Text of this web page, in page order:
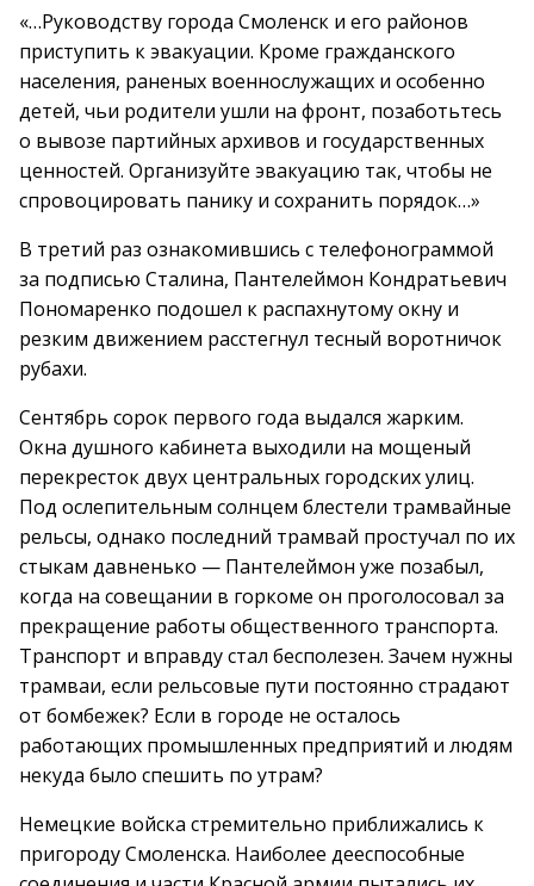
«…Руководству города Смоленск и его районов
приступить к эвакуации. Кроме гражданского
населения, раненых военнослужащих и особенно
детей, чьи родители ушли на фронт, позаботьтесь
о вывозе партийных архивов и государственных
ценностей. Организуйте эвакуацию так, чтобы не
спровоцировать панику и сохранить порядок…»
В третий раз ознакомившись с телефонограммой
за подписью Сталина, Пантелеймон Кондратьевич
Пономаренко подошел к распахнутому окну и
резким движением расстегнул тесный воротничок
рубахи.
Сентябрь сорок первого года выдался жарким.
Окна душного кабинета выходили на мощеный
перекресток двух центральных городских улиц.
Под ослепительным солнцем блестели трамвайные
рельсы, однако последний трамвай простучал по их
стыкам давненько — Пантелеймон уже позабыл,
когда на совещании в горкоме он проголосовал за
прекращение работы общественного транспорта.
Транспорт и вправду стал бесполезен. Зачем нужны
трамваи, если рельсовые пути постоянно страдают
от бомбежек? Если в городе не осталось
работающих промышленных предприятий и людям
некуда было спешить по утрам?
Немецкие войска стремительно приближались к
пригороду Смоленска. Наиболее дееспособные